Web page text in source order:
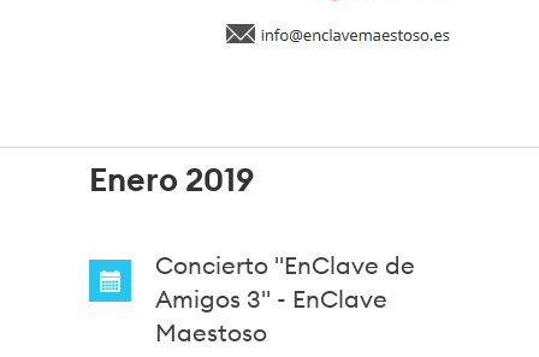
Enero 2019
Concierto "EnClave de
Amigos 3" - EnClave
Maestoso